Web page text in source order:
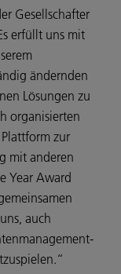
Gesellschafter
erfüllt uns mit
ändernden
Lösungen zu
organisierten
zur
mit anderen
Year Award
auch